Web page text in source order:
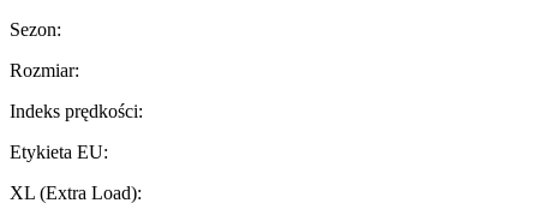
Sezon:
Rozmiar:
Indeks prędkości:
Etykieta EU:
XL (Extra Load):